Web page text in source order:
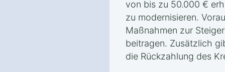
von bis zu 50.000 €
zu modernisieren.
Maßnahmen zur
beitragen. Zusätzlich
die Rückzahlung des